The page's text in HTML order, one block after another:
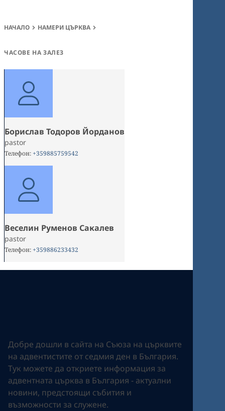
НАЧАЛО НАМЕРИ ЦЪРКВА
ЧАСОВЕ НА ЗАЛЕЗ
Борислав Тодоров Йорданов
pastor
Телефон:+359885759542
Веселин Руменов Сакалев
pastor
Телефон:+359886233432
Добре дошли в сайта на Съюза на църквите
на адвентистите от седмия ден в България.
Tук можете да откриете информация за
адвентната църква в България - актуални
новини, предстоящи събития и
възможности за служене.